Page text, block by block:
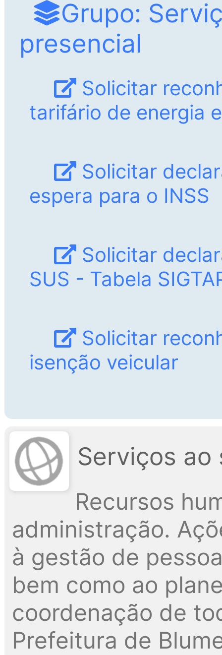
Grupo:
presencial
Solicitar
tarifário de energia
Solicitar
espera para o INSS
Solicitar
SUS - Tabela
Solicitar
isenção veicular
Serviços ao
Recursos
administração.
à gestão de
bem como ao
coordenação de
Prefeitura de